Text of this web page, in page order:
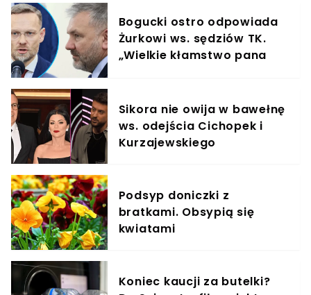
Bogucki ostro odpowiada
Żurkowi ws. sędziów TK.
„Wielkie kłamstwo pana
Sikora nie owija w bawełnę
ws. odejścia Cichopek i
Kurzajewskiego
Podsyp doniczki z
bratkami. Obsypią się
kwiatami
Koniec kaucji za butelki?